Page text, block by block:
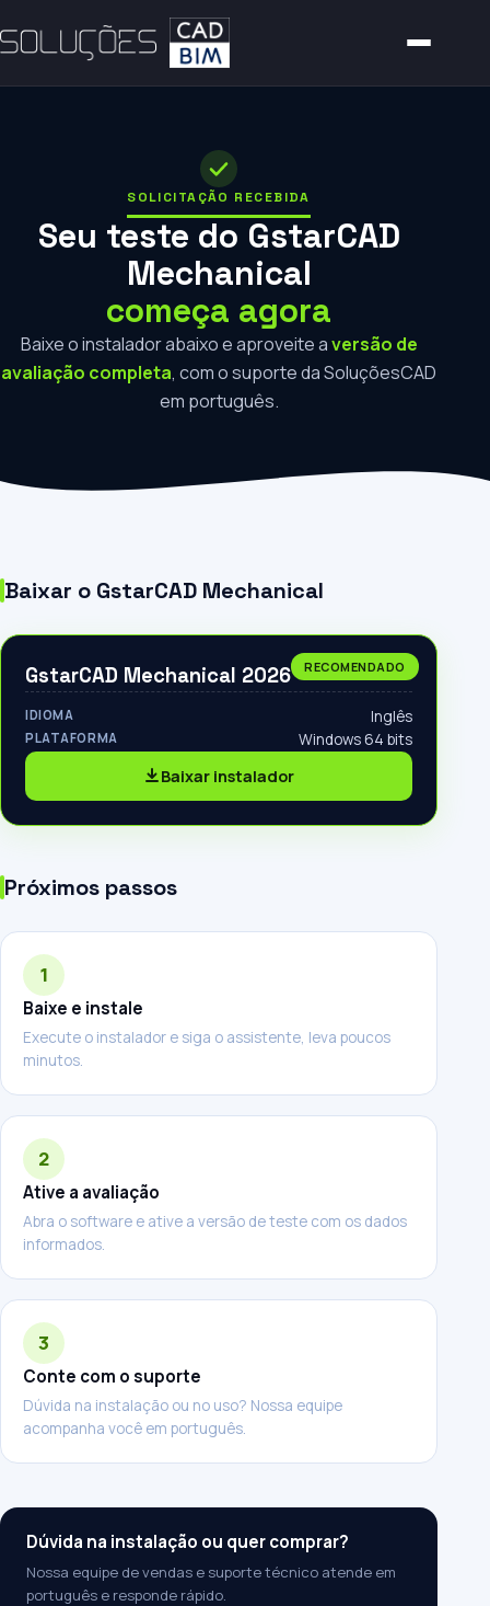
SOLICITAÇÃO RECEBIDA
Seu teste do GstarCAD
Mechanical
começa agora
Baixe o instalador abaixo e aproveite aversão de
avaliação completa, com o suporte da SoluçõesCAD
em português.
Baixar o GstarCAD Mechanical
RECOMENDADO
GstarCAD Mechanical 2026
IDIOMA Inglês
PLATAFORMA Windows 64 bits
Baixar instalador
Próximos passos
1
Baixe e instale
Execute o instalador e siga o assistente, leva poucos
minutos.
2
Ative a avaliação
Abra o software e ative a versão de teste com os dados
informados.
3
Conte com o suporte
Dúvida na instalação ou no uso? Nossa equipe
acompanha você em português.
Dúvida na instalação ou quer comprar?
Nossa equipe de vendas e suporte técnico atende em
português e responde rápido.